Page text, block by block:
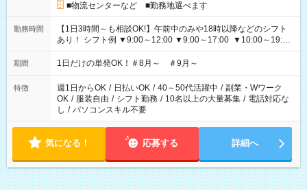
■物流センターなど ■勤務地選べます
勤務時間
【1日3時間～も相談OK!】午前中のみや18時以降などのシフト
あり！ シフト例 ▼9:00～12:00 ▼9:00～17:00 ▼10:00～19:00
▼18:00～21:00
期間 1日だけの単発OK！＃8月～ ＃9月～
特徴 週1日からOK / 日払いOK / 40～50代活躍中 / 副業・Wワーク
OK / 服装自由 / シフト勤務 / 10名以上の大量募集 / 電話対応な
し / パソコンスキル不要
気になる！ 応募する 詳細へ